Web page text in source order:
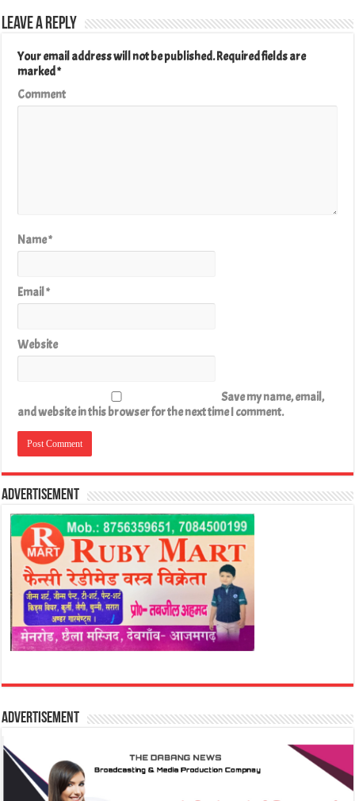
Leave a Reply
Your email address will not be published.Required fields are
marked*
Comment
Name*
Email*
Website
Save my name, email,
and website in this browser for the next time I comment.
Advertisement
Advertisement